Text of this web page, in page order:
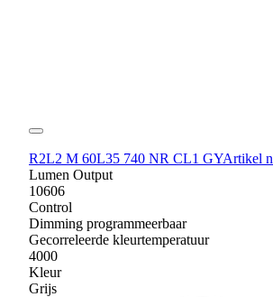
R2L2 M 60L35 740 NR CL1 GYArtikel
Lumen Output
10606
Control
Dimming programmeerbaar
Gecorreleerde kleurtemperatuur
4000
Kleur
Grijs